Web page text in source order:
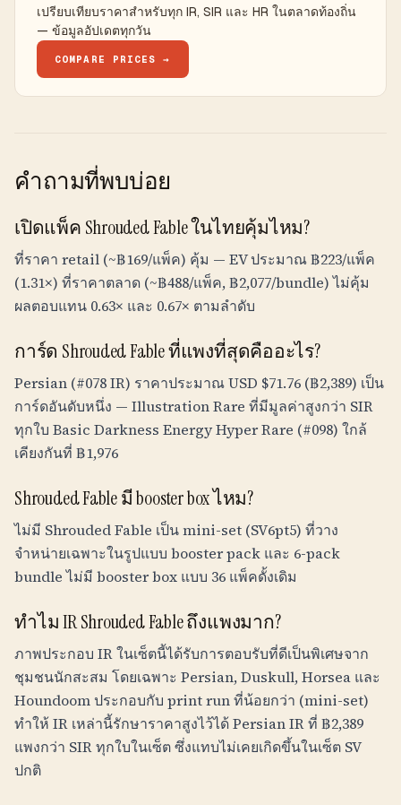
เปรียบเทียบราคาสำหรับทุก IR, SIR และ HR ในตลาดท้องถิ่น
— ข้อมูลอัปเดตทุกวัน
COMPARE PRICES →
คำถามที่พบบ่อย
เปิดแพ็ค Shrouded Fable ในไทยคุ้มไหม?
ที่ราคา retail (~฿169/แพ็ค) คุ้ม — EV ประมาณ฿223/แพ็ค
(1.31×) ที่ราคาตลาด (~฿488/แพ็ค,฿2,077/bundle) ไม่คุ้ม
ผลตอบแทน 0.63× และ 0.67× ตามลำดับ
การ์ด Shrouded Fable ที่แพงที่สุดคืออะไร?
Persian (#078 IR) ราคาประมาณ USD $71.76 (฿2,389) เป็น
การ์ดอันดับหนึ่ง — Illustration Rare ที่มีมูลค่าสูงกว่า SIR
ทุกใบ Basic Darkness Energy Hyper Rare (#098) ใกล้
เคียงกันที่ ฿1,976
Shrouded Fable มี booster box ไหม?
ไม่มี Shrouded Fable เป็น mini-set (SV6pt5) ที่วาง
จำหน่ายเฉพาะในรูปแบบ booster pack และ 6-pack
bundle ไม่มี booster box แบบ 36 แพ็คดั้งเดิม
ทำไม IR Shrouded Fable ถึงแพงมาก?
ภาพประกอบ IR ในเซ็ตนี้ได้รับการตอบรับที่ดีเป็นพิเศษจาก
ชุมชนนักสะสม โดยเฉพาะ Persian, Duskull, Horsea และ
Houndoom ประกอบกับ print run ที่น้อยกว่า (mini-set)
ทำให้ IR เหล่านี้รักษาราคาสูงไว้ได้ Persian IR ที่ ฿2,389
แพงกว่า SIR ทุกใบในเซ็ต ซึ่งแทบไม่เคยเกิดขึ้นในเซ็ต SV
ปกติ